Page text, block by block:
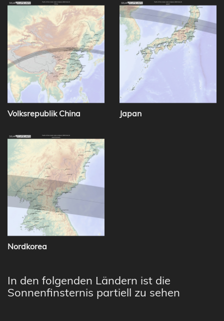
Volksrepublik China Japan
Nordkorea
In den folgenden Ländern ist die
Sonnenfinsternis partiell zu sehen